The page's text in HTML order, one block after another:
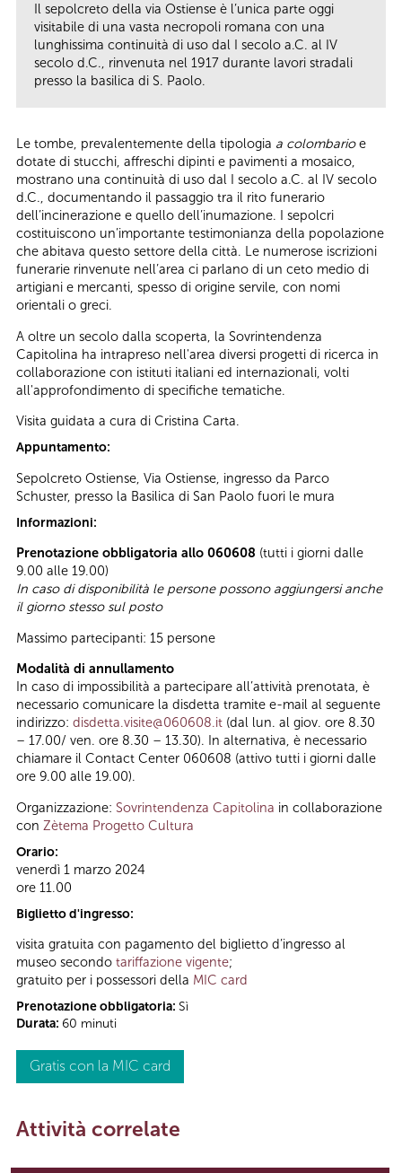
Il sepolcreto della via Ostiense è l’unica parte oggi
visitabile di una vasta necropoli romana con una
lunghissima continuità di uso dal I secolo a.C. al IV
secolo d.C., rinvenuta nel 1917 durante lavori stradali
presso la basilica di S. Paolo.
Le tombe, prevalentemente della tipologia a colombarioe
dotate di stucchi, affreschi dipinti e pavimenti a mosaico,
mostrano una continuità di uso dal I secolo a.C. al IV secolo
d.C., documentando il passaggio tra il rito funerario
dell’incinerazione e quello dell’inumazione. I sepolcri
costituiscono un’importante testimonianza della popolazione
che abitava questo settore della città. Le numerose iscrizioni
funerarie rinvenute nell’area ci parlano di un ceto medio di
artigiani e mercanti, spesso di origine servile, con nomi
orientali o greci.
A oltre un secolo dalla scoperta, la Sovrintendenza
Capitolina ha intrapreso nell'area diversi progetti di ricerca in
collaborazione con istituti italiani ed internazionali, volti
all'approfondimento di specifiche tematiche.
Visita guidata a cura di Cristina Carta.
Appuntamento:
Sepolcreto Ostiense, Via Ostiense, ingresso da Parco
Schuster, presso la Basilica di San Paolo fuori le mura
Informazioni:
Prenotazione obbligatoria allo 060608 (tutti i giorni dalle
9.00 alle 19.00)
In caso di disponibilità le persone possono aggiungersi anche
il giorno stesso sul posto
Massimo partecipanti: 15 persone
Modalità di annullamento
In caso di impossibilità a partecipare all’attività prenotata, è
necessario comunicare la disdetta tramite e-mail al seguente
indirizzo: disdetta.visite@060608.it (dal lun. al giov. ore 8.30
– 17.00/ ven. ore 8.30 – 13.30). In alternativa, è necessario
chiamare il Contact Center 060608 (attivo tutti i giorni dalle
ore 9.00 alle 19.00).
Organizzazione: Sovrintendenza Capitolina in collaborazione
con Zètema Progetto Cultura
Orario:
venerdì 1 marzo 2024
ore 11.00
Biglietto d'ingresso:
visita gratuita con pagamento del biglietto d’ingresso al
museo secondo tariffazione vigente;
gratuito per i possessori della MIC card
Prenotazione obbligatoria: Sì
Durata: 60 minuti
Gratis con la MIC card
Attività correlate